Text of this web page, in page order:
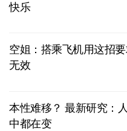
快乐
空姐：搭乘飞机用这招
无效
本性难移？ 最新研究：
中都在变